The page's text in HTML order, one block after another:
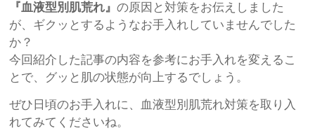
『血液型別肌荒れ』の原因と対策をお伝えしました
が、ギクッとするようなお手入れしていませんでした
か？
今回紹介した記事の内容を参考にお手入れを変えるこ
とで、グッと肌の状態が向上するでしょう。
ぜひ日頃のお手入れに、血液型別肌荒れ対策を取り入
れてみてくださいね。